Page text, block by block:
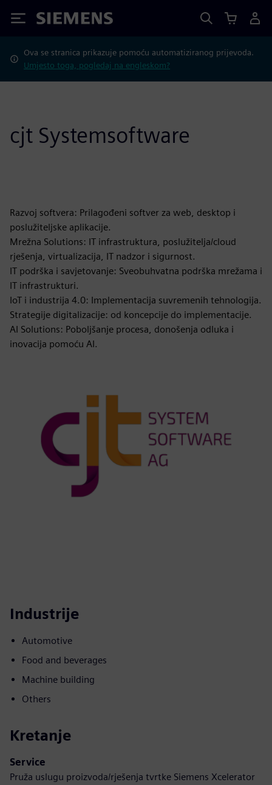
Siemens
Ova se stranica prikazuje pomoću automatiziranog prijevoda.
Umjesto toga, pogledaj na engleskom?
cjt Systemsoftware
Razvoj softvera: Prilagođeni softver za web, desktop i
poslužiteljske aplikacije.
Mrežna Solutions: IT infrastruktura, poslužitelja/cloud
rješenja, virtualizacija, IT nadzor i sigurnost.
IT podrška i savjetovanje: Sveobuhvatna podrška mrežama i
IT infrastrukturi.
IoT i industrija 4.0: Implementacija suvremenih tehnologija.
Strategije digitalizacije: od koncepcije do implementacije.
AI Solutions: Poboljšanje procesa, donošenja odluka i
inovacija pomoću AI.
Industrije
Automotive
Food and beverages
Machine building
Others
Kretanje
Service
Pruža uslugu proizvoda/rješenja tvrtke Siemens Xcelerator